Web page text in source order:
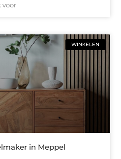
voor
WINKELEN
in Meppel